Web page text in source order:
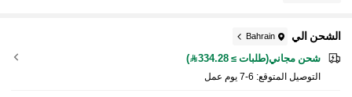
الشحن الي Bahrain
شحن مجاني(طلبات ≥ 334.28)
التوصيل المتوقع: 6-7 يوم عمل